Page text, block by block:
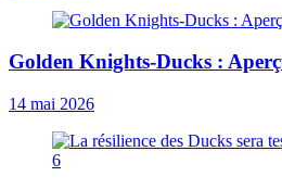
Golden Knights-Ducks :
14 mai 2026